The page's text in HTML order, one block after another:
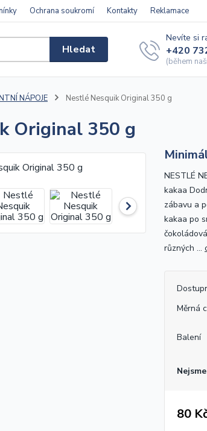
Ochrana soukromí Kontakty Reklamace
Hledat
Nevíte si
+420
(během
NÁPOJE Nestlé Nesquik Original 350 g
Original 350 g
NESTLÉ
kakaa
zábavu a
kakaa po
různých ...
Měrná
Balení
80